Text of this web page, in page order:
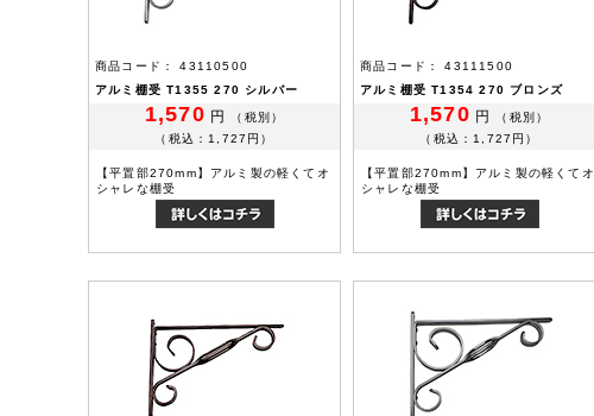
商品コード： 43110500
アルミ棚受 T1355 270 シルバー
1,570 円
（税別）
（税込：1,727円）
【平置部270mm】アルミ製の軽くてオ
シャレな棚受
商品コード： 43111500
アルミ棚受 T1354 270 ブロンズ
1,570 円
（税別）
（税込：1,727円）
【平置部270mm】アルミ製の軽くてオ
シャレな棚受